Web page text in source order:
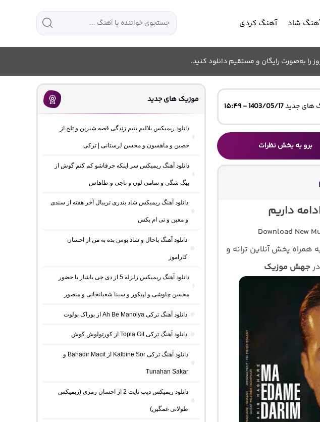
شاد آهنگ کردی
را به‌صورت رایگان و مستقیم دانلود کنید.
های جدید1403/05/17 - ۱۵:۴۹
برو به بخش نظرات
داریم
Download New
همراه پخش آنلاین ترانه و
جهش موزیک
موزیک های جدید
دانلود ریمیکس بلالیم بنیم زندگی قصه شیرین و تلخ از
حصین و ماهسون و محسن لرستانی | ترکی
دانلود آهنگ ریمیکس سر اینکه حرفاشو کم کنم گوش از
بیگ شگی و سامی لون و ناجی و طاهاس
دانلود آهنگ ریمیکس شاد بندری تریبال آخر هفته از سندی
و معین و تی ام بکس
دانلود آهنگ باحال و شاد بوس بده به من از احسان
کاراموز
دانلود آهنگ ریمیکس زلزله 5 از دی جی یاشار با حضور
محسن چاوشی و اپیکور و سینا شعبانخانی و منصور
دانلود آهنگ ترکی Ah Be Manolya از بوراک بولوت
دانلود آهنگ ترکی Topla Git از کورتولوش کوش
دانلود آهنگ ترکی Kalbine Sor از Bahadır Macit و
Tunahan Sakar
دانلود ریمیکس دیپ نایت 2 از احسان رمزی (ریمیکس
طولانی غمگین)